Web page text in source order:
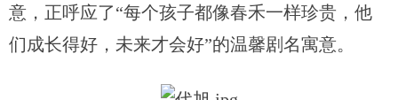
意，正呼应了“每个孩子都像春禾一样珍贵，他
们成长得好，未来才会好”的温馨剧名寓意。